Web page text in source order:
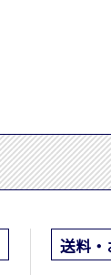
送料